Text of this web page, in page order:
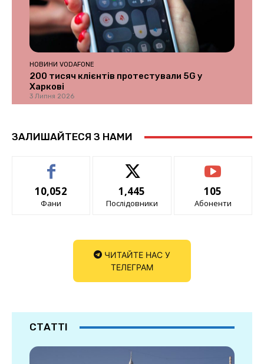
НОВИНИ VODAFONE
200 тисяч клієнтів протестували 5G у
Харкові
3 Липня 2026
ЗАЛИШАЙТЕСЯ З НАМИ
10,052
Фани
1,445
Послідовники
105
Абоненти
ЧИТАЙТЕ НАС У
ТЕЛЕГРАМ
СТАТТІ